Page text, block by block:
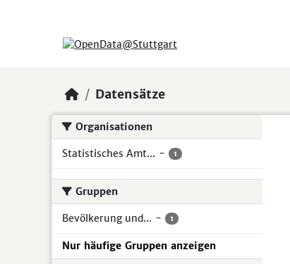
Datensätze
Organisationen
Statistisches Amt... - 1
Gruppen
Bevölkerung und... - 1
Nur häufige Gruppen anzeigen